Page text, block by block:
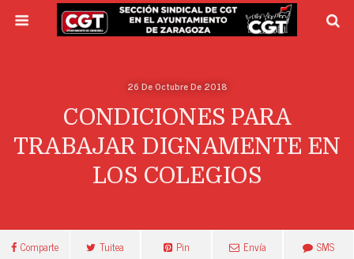
26 De Octubre De 2018
CONDICIONES PARA
TRABAJAR DIGNAMENTE EN
LOS COLEGIOS
Comparte Tuitea Pin Envía SMS